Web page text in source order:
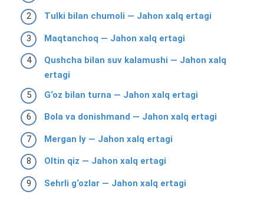
Tulki bilan chumoli — Jahon xalq ertagi
Maqtanchoq — Jahon xalq ertagi
Qushcha bilan suv kalamushi — Jahon xalq
ertagi
G‘oz bilan turna — Jahon xalq ertagi
Bola va donishmand — Jahon xalq ertagi
Mergan Iy — Jahon xalq ertagi
Oltin qiz — Jahon xalq ertagi
Sehrli g‘ozlar — Jahon xalq ertagi